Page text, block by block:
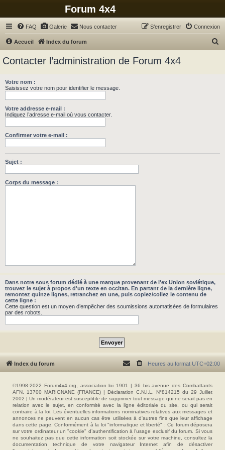
Forum 4x4
FAQ Galerie Nous contacter Connexion
S’enregistrer
Accueil Index du forum
Contacter l’administration de Forum 4x4
Votre nom :
Saisissez votre nom pour identifier le message.
Votre addresse e-mail :
Indiquez l’adresse e-mail où vous contacter.
Confirmer votre e-mail :
Sujet :
Corps du message :
Dans notre sous forum dédié à une marque provenant de l'ex Union soviétique,
trouvez le sujet à propos d'un texte en occitan. En partant de la dernière ligne,
remontez quinze lignes, retranchez en une, puis copiez/collez le contenu de
cette ligne :
Cette question est un moyen d’empêcher des soumissions automatisées de formulaires
par des robots.
Index du forum Heures au format UTC+02:00
©1998-2022 Forum4x4.org, association loi 1901 | 36 bis avenue des Combattants
AFN, 13700 MARIGNANE (FRANCE) | Déclaration C.N.I.L. N°814215 du 29 Juillet
2002 | Un modérateur est susceptible de supprimer tout message qui ne serait pas en
relation avec le sujet, en conformité avec la ligne éditoriale du site, ou qui serait
contraire à la loi. Les éventuelles informations nominatives relatives aux messages et
annonces ne peuvent en aucun cas être utilisées à d'autres fins que leur affichage
dans cette page. Conformément à la loi "informatique et liberté" : Ce forum déposera
sur votre ordinateur un "cookie" d’authentification à l'usage exclusif du forum. Si vous
ne souhaitez pas que cette information soit stockée sur votre machine, consultez la
documentation technique de votre navigateur Internet afin de désactiver